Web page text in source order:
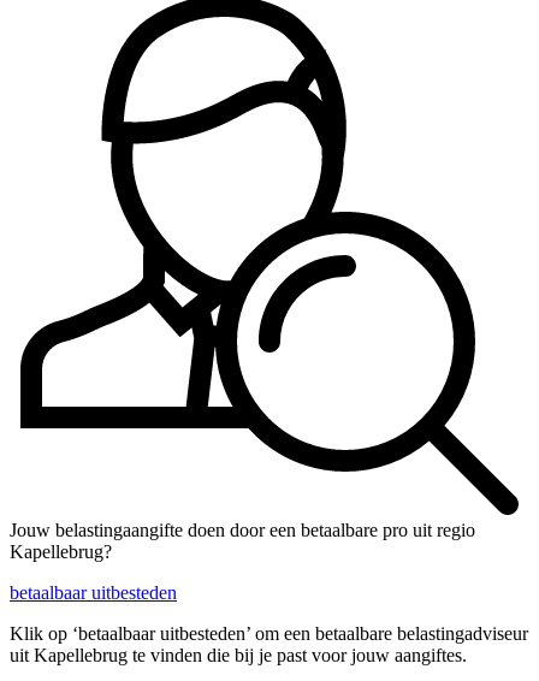
Jouw belastingaangifte doen door een betaalbare pro uit regio
Kapellebrug?
betaalbaar uitbesteden
Klik op ‘betaalbaar uitbesteden’ om een betaalbare belastingadviseur
uit Kapellebrug te vinden die bij je past voor jouw aangiftes.